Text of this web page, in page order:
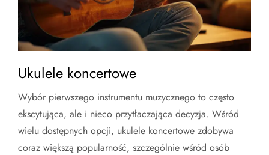
Ukulele koncertowe
Wybór pierwszego instrumentu muzycznego to często
ekscytująca, ale i nieco przytłaczająca decyzja. Wśród
wielu dostępnych opcji, ukulele koncertowe zdobywa
coraz większą popularność, szczególnie wśród osób